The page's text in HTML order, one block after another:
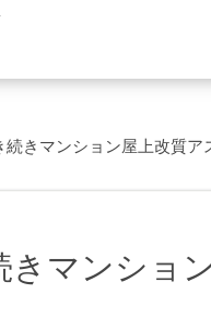
続きマンション屋上改質ア
きマンショ